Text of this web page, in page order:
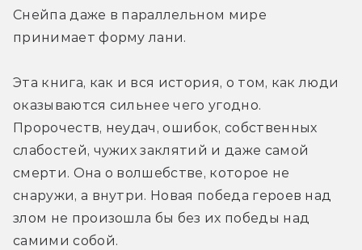
Снейпа даже в параллельном мире
принимает форму лани.
Эта книга, как и вся история, о том, как люди
оказываются сильнее чего угодно.
Пророчеств, неудач, ошибок, собственных
слабостей, чужих заклятий и даже самой
смерти. Она о волшебстве, которое не
снаружи, а внутри. Новая победа героев над
злом не произошла бы без их победы над
самими собой.